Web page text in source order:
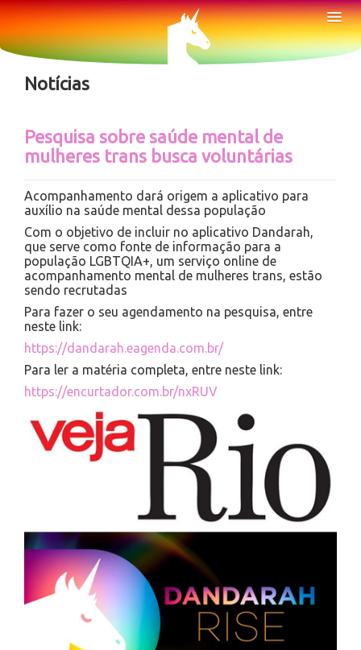
Sobre
Notícias
Notícias
Pesquisa sobre saúde mental de
mulheres trans busca voluntárias
Acompanhamento dará origem a aplicativo para
auxílio na saúde mental dessa população
Com o objetivo de incluir no aplicativo Dandarah,
que serve como fonte de informação para a
população LGBTQIA+, um serviço online de
acompanhamento mental de mulheres trans, estão
sendo recrutadas
Para fazer o seu agendamento na pesquisa, entre
neste link:
https://dandarah.eagenda.com.br/
Para ler a matéria completa, entre neste link:
https://encurtador.com.br/nxRUV